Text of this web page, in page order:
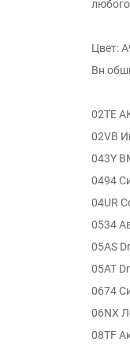
Цвет:
Вн
02TE
02VB
043Y
0494
04UR
0534
05AS
05AT
0674
06NX
08TF